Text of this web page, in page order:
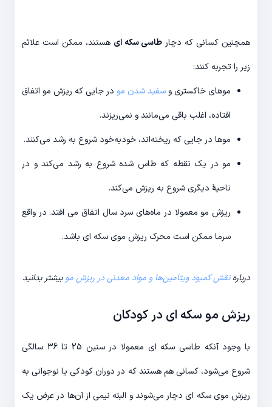
همچنین کسانی که دچار طاسی سکه ای هستند، ممکن است علائم
زیر را تجربه کنند:
موهای خاکستری و سفید شدن مو در جایی که ریزش مو اتفاق
افتاده، اغلب باقی می‌مانند و نمی‌ریزند.
موها در جایی که ریخته‌اند، خودبه‌خود شروع به رشد می‌کنند.
مو در یک نقطه که طاس شده شروع به رشد می‌کند و در
ناحیۀ دیگری شروع به ریزش می‌کند.
ریزش مو معمولا در ماه‌های سرد سال اتفاق می‌ افتد. در واقع
سرما ممکن است محرک ریزش موی سکه ای باشد.
دربارهنقش کمبود ویتامین‌ها و مواد معدنی در ریزش موبیشتر بدانید
ریزش مو سکه ای در کودکان
با وجود آنکه طاسی سکه ای معمولا در سنین 25 تا 36 سالگی
شروع می‌شود، کسانی هم هستند که در دوران کودکی یا نوجوانی به
ریزش موی سکه ای دچار می‌شوند و البته نیمی از آن‌ها در عرض یک